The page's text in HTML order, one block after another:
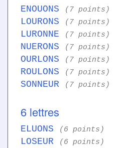
ENOUONS (7 points)
LOURONS (7 points)
LURONNE (7 points)
NUERONS (7 points)
OURLONS (7 points)
ROULONS (7 points)
SONNEUR (7 points)
6 lettres
ELUONS (6 points)
LOSEUR (6 points)